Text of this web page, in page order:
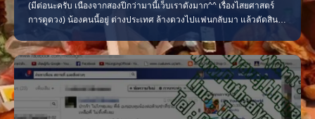
(มีต่อนะครับ เนืองจากสองปีกว่ามานี้เว็บเราดังมาก^^ เรื่องไสยศาสตร์
การดูดวง) น้องคนนี้อยู่ ต่างประเทศ ล้างดวงไปแฟนกลับมา แล้วตัดสิน
เองแฟนดีขึ้นก็แนะนำเพื่อนๆ มา ของดีต้องบอกต่อ 555 เพื่อนของน้องคน
นี้มาผูกดวงกับพี่หมอด้วย พอแฟนหลง เธอ